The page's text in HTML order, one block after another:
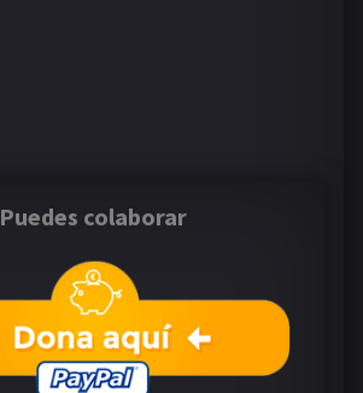
Puedes colaborar